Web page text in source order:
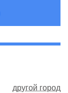
другой город